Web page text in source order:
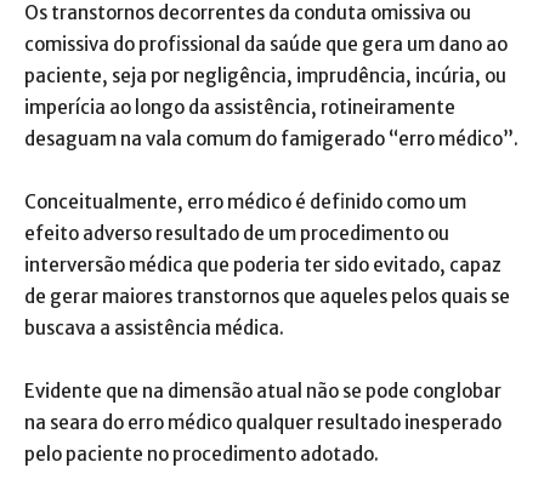
Os transtornos decorrentes da conduta omissiva ou
comissiva do profissional da saúde que gera um dano ao
paciente, seja por negligência, imprudência, incúria, ou
imperícia ao longo da assistência, rotineiramente
desaguam na vala comum do famigerado “erro médico”.
Conceitualmente, erro médico é definido como um
efeito adverso resultado de um procedimento ou
interversão médica que poderia ter sido evitado, capaz
de gerar maiores transtornos que aqueles pelos quais se
buscava a assistência médica.
Evidente que na dimensão atual não se pode conglobar
na seara do erro médico qualquer resultado inesperado
pelo paciente no procedimento adotado.